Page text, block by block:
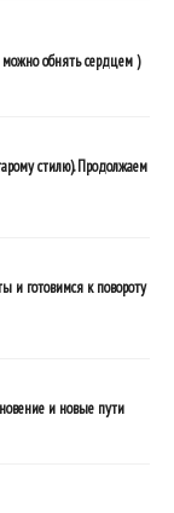
обнять сердцем )
стилю). Продолжаем
и готовимся к повороту
и новые пути